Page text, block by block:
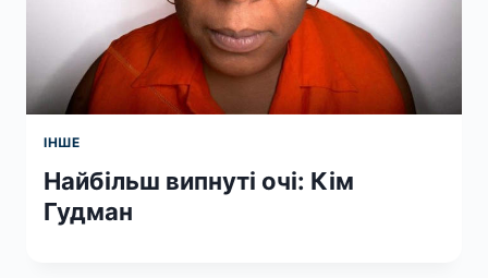
ІНШЕ
Найбільш випнуті очі: Кім
Гудман